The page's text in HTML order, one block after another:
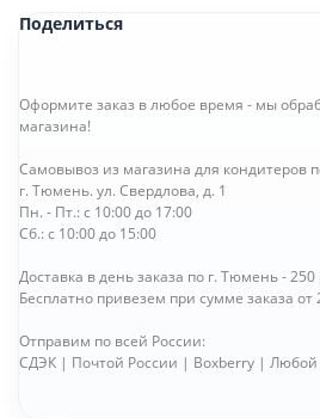
Поделиться
Оформите заказ в любое время - мы
магазина!
Самовывоз из магазина для кондитеров
г. Тюмень. ул. Свердлова, д. 1
Пн. - Пт.: с 10:00 до 17:00
Сб.: с 10:00 до 15:00
Доставка в день заказа по г. Тюмень - 250
Бесплатно привезем при сумме заказа от
Отправим по всей России:
СДЭК | Почтой России | Boxberry | Любой